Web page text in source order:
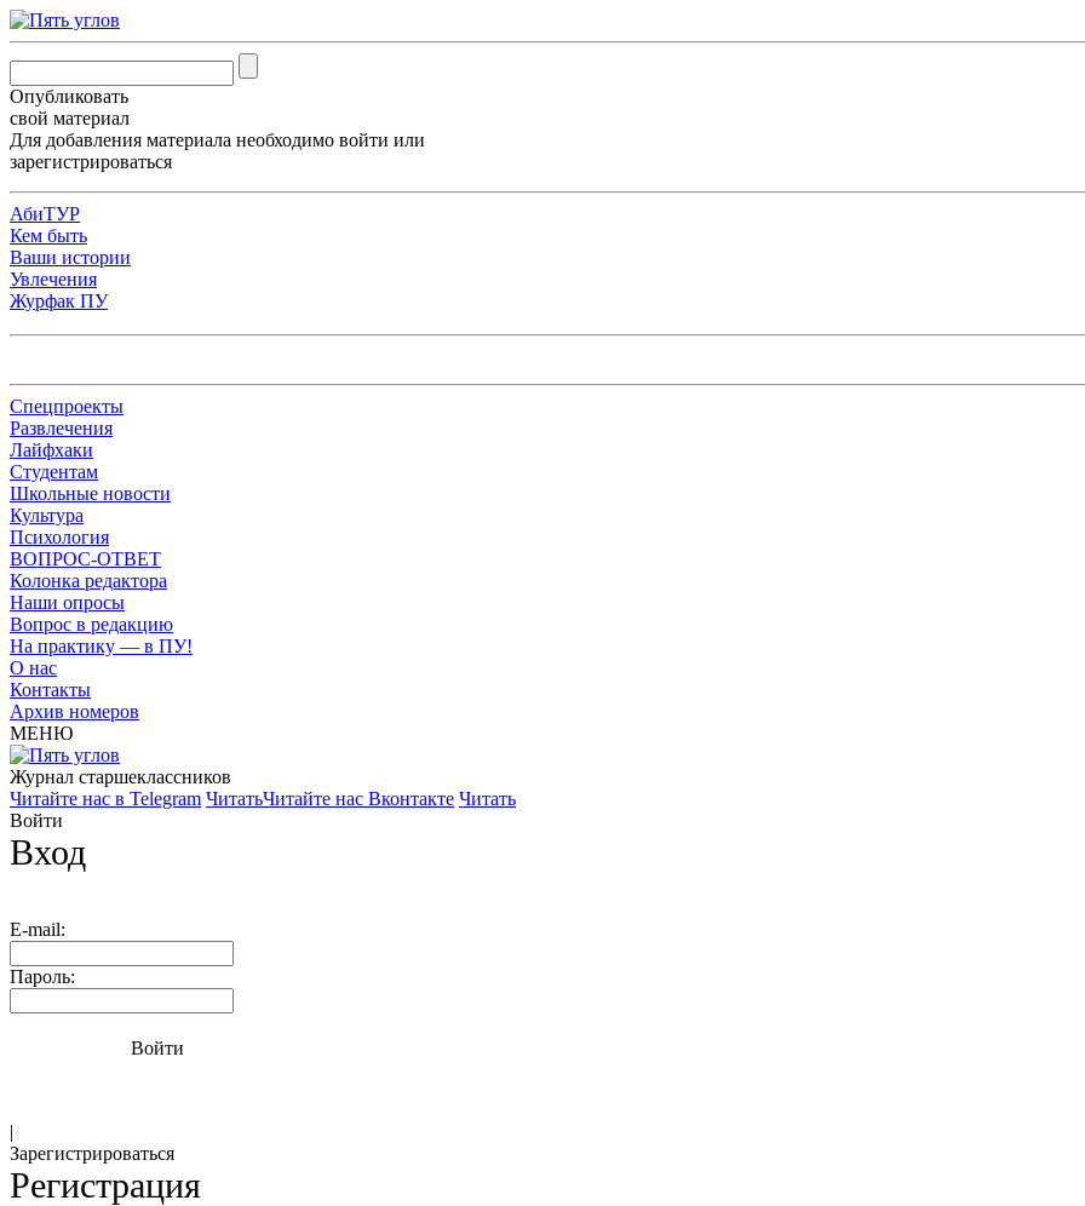
Опубликовать
свой материал
Для добавления материала необходимо войти или
зарегистрироваться
АбиТУР
Кем быть
Ваши истории
Увлечения
Журфак ПУ
Спецпроекты
Развлечения
Лайфхаки
Студентам
Школьные новости
Культура
Психология
ВОПРОС-ОТВЕТ
Колонка редактора
Наши опросы
Вопрос в редакцию
На практику — в ПУ!
О нас
Контакты
Архив номеров
МЕНЮ
Журнал старшекласcников
Читайте нас в Telegram ЧитатьЧитайте нас Вконтакте Читать
Войти
Вход
E-mail:
Пароль:
Войти
|
Зарегистрироваться
Регистрация